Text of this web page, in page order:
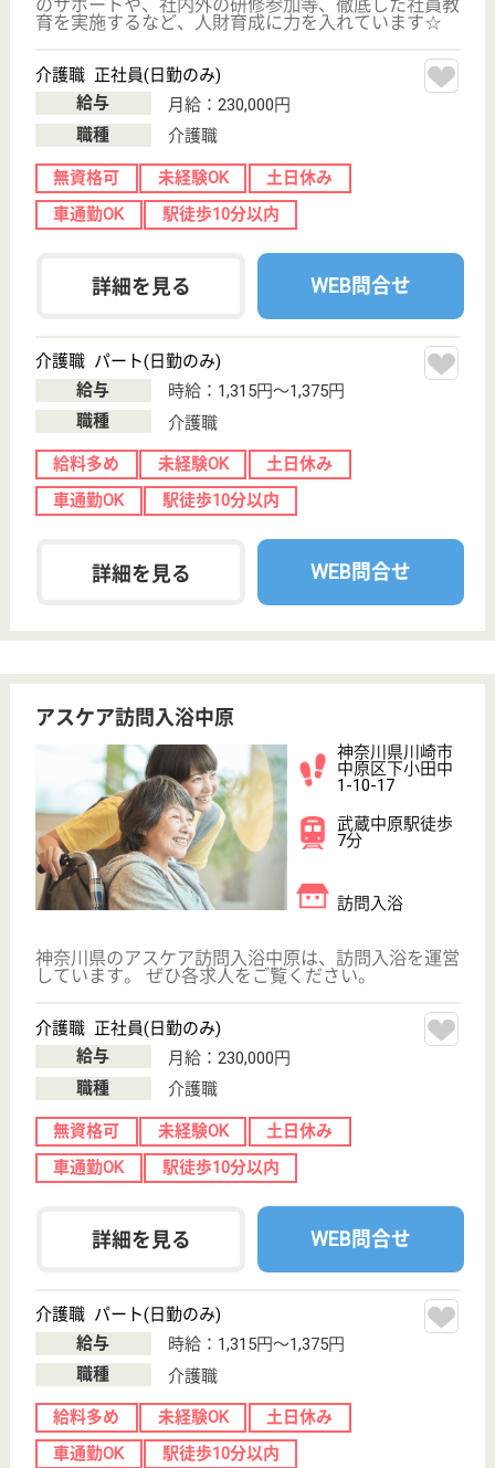
育休・産休
駅徒歩10分以内
WEB問合せ
生活相談員 正社員(日勤のみ)
給与
月給：247,500円〜287,500円
職種
生活相談員
車通勤OK 育休・産休 駅徒歩10分以内
詳細を見る WEB問合せ
その他の求人を見る
慈正会 虹の里
資格支援制度あり★マイカー通勤OK♪総合高津中
央病院系列で安心の医療体制あり◎
麻生区王禅寺
963-26
柿生駅車11分
特別養護老人ホ
ビス, 居宅介護
麻生区王禅寺を中心に介護サービスの提供、定員108
名の特養で、入所者の健康管理業務などを行います
給与
月給：227,092円〜249,192円
車通勤OK
看護職 正社員(日勤のみ)
月給：250,000円〜300,000円
職種
看護職
賞与4か月以上
詳細を見る WEB問合せ
その他の求人を見る
エスペランサ武蔵小杉
向河原駅徒歩5
分
介護付有料老人
ホーム
施設名「エスペランサ」とは希望という意味です。ご
入居者様、ご家族様の「希望」にお応えできるサービ
スを提供し、わが家にいるような安心とやすらぎの中
で毎日を生き生きとお過ごしできる施設運営をしてま
給与
月給：259,000円〜307,000円
駅徒歩10分以内
詳細を見る WEB問合せ